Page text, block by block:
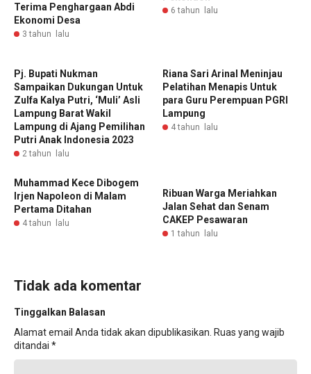
Terima Penghargaan Abdi
Ekonomi Desa
3 tahun lalu
6 tahun lalu
Pj. Bupati Nukman
Sampaikan Dukungan Untuk
Zulfa Kalya Putri, ‘Muli’ Asli
Lampung Barat Wakil
Lampung di Ajang Pemilihan
Putri Anak Indonesia 2023
2 tahun lalu
Riana Sari Arinal Meninjau
Pelatihan Menapis Untuk
para Guru Perempuan PGRI
Lampung
4 tahun lalu
Muhammad Kece Dibogem
Irjen Napoleon di Malam
Pertama Ditahan
4 tahun lalu
Ribuan Warga Meriahkan
Jalan Sehat dan Senam
CAKEP Pesawaran
1 tahun lalu
Tidak ada komentar
Tinggalkan Balasan
Alamat email Anda tidak akan dipublikasikan. Ruas yang wajib
ditandai *